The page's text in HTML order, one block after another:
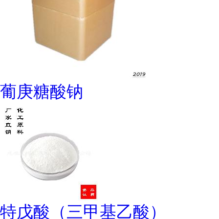
葡庚糖酸钠
特戊酸（三甲基乙酸）